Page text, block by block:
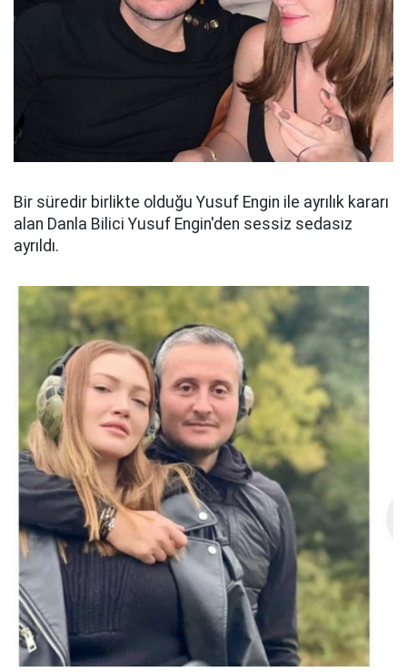
Bir süredir birlikte olduğu Yusuf Engin ile ayrılık kararı
alan Danla Bilici Yusuf Engin'den sessiz sedasız
ayrıldı.